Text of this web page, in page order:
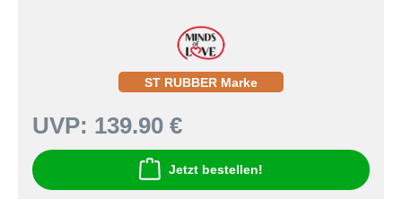
ST RUBBER Marke
UVP: 139.90 €
Jetzt bestellen!